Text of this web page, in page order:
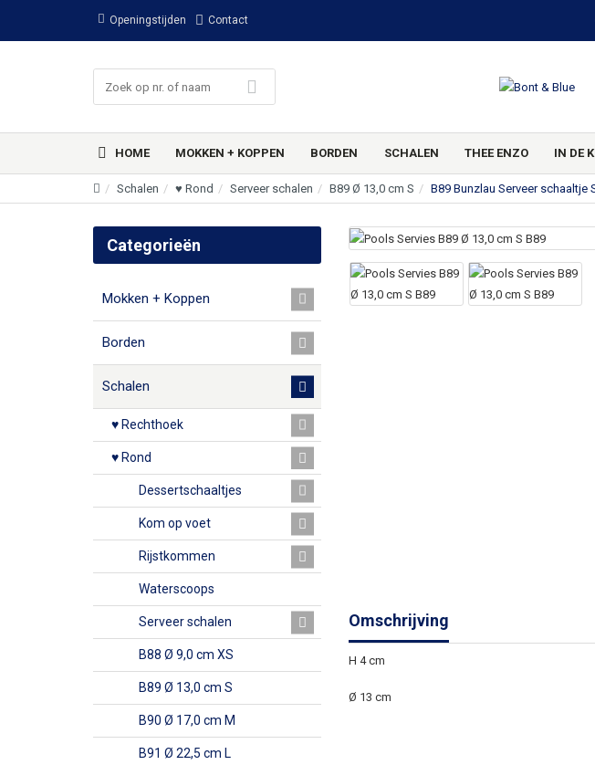
Openingstijden Contact
HOME MOKKEN + KOPPEN BORDEN SCHALEN THEE ENZO IN DE
Schalen ♥ Rond Serveer schalen B89 Ø 13,0 cm S B89 Bunzlau Serveer schaaltje
Categorieën
Mokken + Koppen
Borden
Schalen
♥ Rechthoek
♥ Rond
Dessertschaaltjes
Kom op voet
Rijstkommen
Waterscoops
Serveer schalen
B88 Ø 9,0 cm XS
B89 Ø 13,0 cm S
B90 Ø 17,0 cm M
B91 Ø 22,5 cm L
Omschrijving
H 4 cm
Ø 13 cm